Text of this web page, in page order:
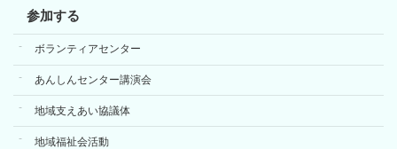
参加する
ボランティアセンター
あんしんセンター講演会
地域支えあい協議体
地域福祉会活動